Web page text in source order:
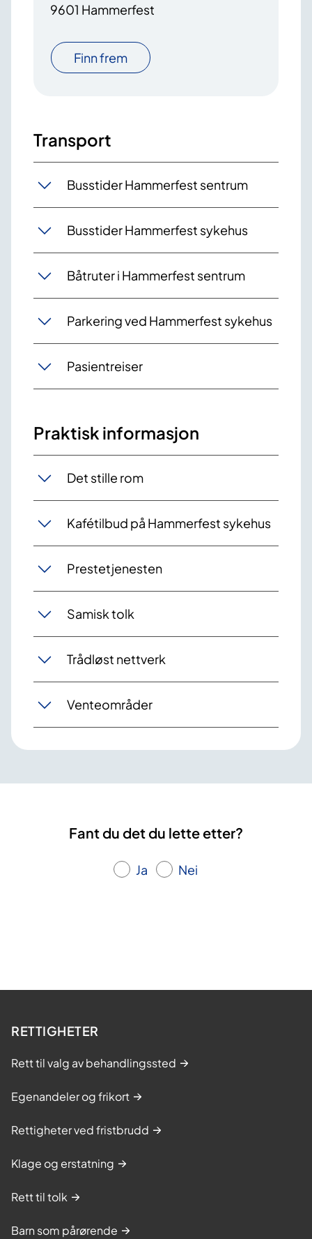
9601 Hammerfest
Finn frem
Transport
Busstider Hammerfest sentrum
Busstider Hammerfest sykehus
Båtruter i Hammerfest sentrum
Parkering ved Hammerfest sykehus
Pasientreiser
Praktisk informasjon
Det stille rom
Kafétilbud på Hammerfest sykehus
Prestetjenesten
Samisk tolk
Trådløst nettverk
Venteområder
Fant du det du lette etter?
Ja Nei
RETTIGHETER
Rett til valg av behandlingssted
Egenandeler og frikort
Rettigheter ved fristbrudd
Klage og erstatning
Rett til tolk
Barn som pårørende